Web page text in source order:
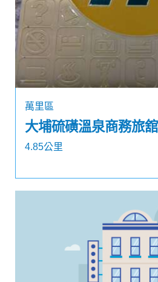
萬里區
大埔硫磺溫泉商務旅舘
4.85公里